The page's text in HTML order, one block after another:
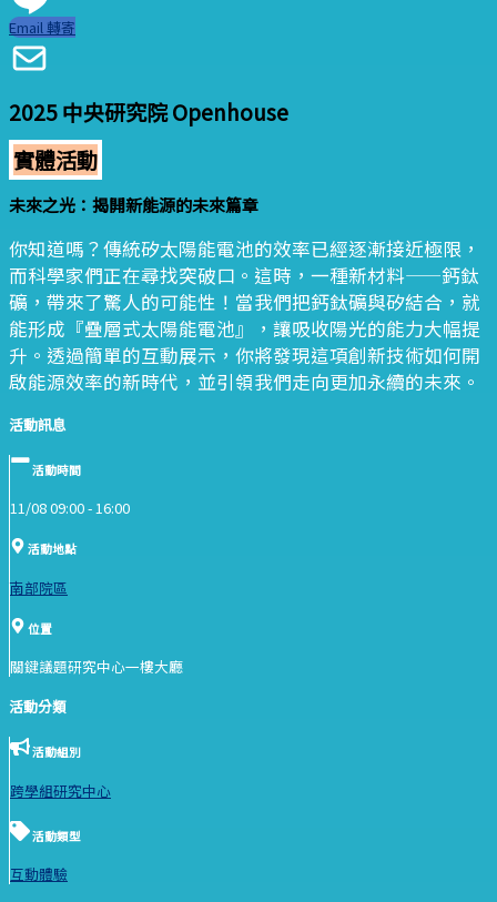
Email 轉寄
2025 中央研究院 Openhouse
實體活動
未來之光：揭開新能源的未來篇章
你知道嗎？傳統矽太陽能電池的效率已經逐漸接近極限，
而科學家們正在尋找突破口。這時，一種新材料——鈣鈦
礦，帶來了驚人的可能性！當我們把鈣鈦礦與矽結合，就
能形成『疊層式太陽能電池』，讓吸收陽光的能力大幅提
升。透過簡單的互動展示，你將發現這項創新技術如何開
啟能源效率的新時代，並引領我們走向更加永續的未來。
活動訊息
活動時間
11/08 09:00 -16:00
活動地點
南部院區
位置
關鍵議題研究中心一樓大廳
活動分類
活動組別
跨學組研究中心
活動類型
互動體驗